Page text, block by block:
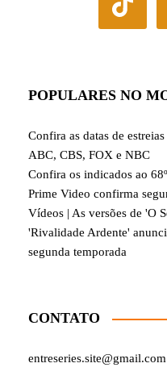
POPULARES NO
Confira as datas de
ABC, CBS, FOX e NBC
Confira os indicados ao
Prime Video confirma
Vídeos | As versões de 'O
'Rivalidade Ardente'
segunda temporada
CONTATO